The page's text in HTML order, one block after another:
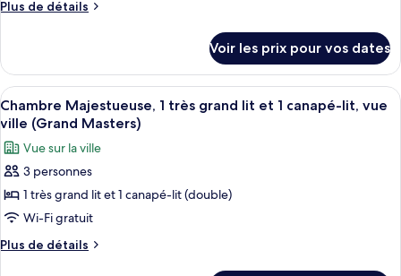
(Masters)
Majestueuse,
2
grands
lits,
vue
ville
(Grand
Masters)
Plus de détails
Plus
le
type
de
chambre
Chambre
Majestueuse,
2
grands
lits,
vue
(Grand
Voir les prix pour vos dates
Afficher
toutes
les
photos
pour
ce
type
de
Une chambre d’hôtel avec un grand
2
Chambre Majestueuse, 1 très grand lit et 1 canapé-lit, vue
ville (Grand Masters)
Vue sur la ville
3 personnes
1 très grand lit et 1 canapé-lit (double)
Wi-Fi gratuit
Plus de détails
Plus